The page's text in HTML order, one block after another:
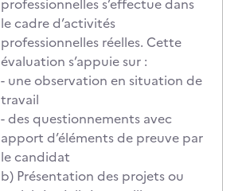
professionnelles s’effectue dans
le cadre d’activités
professionnelles réelles. Cette
évaluation s’appuie sur :
- une observation en situation de
travail
- des questionnements avec
apport d’éléments de preuve par
le candidat
b) Présentation des projets ou